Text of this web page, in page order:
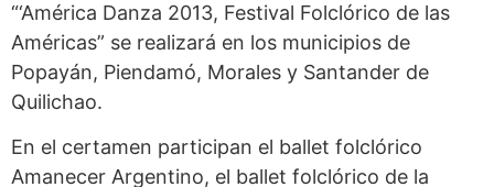
“‘América Danza 2013, Festival Folclórico de las
Américas” se realizará en los municipios de
Popayán, Piendamó, Morales y Santander de
Quilichao.
En el certamen participan el ballet folclórico
Amanecer Argentino, el ballet folclórico de la